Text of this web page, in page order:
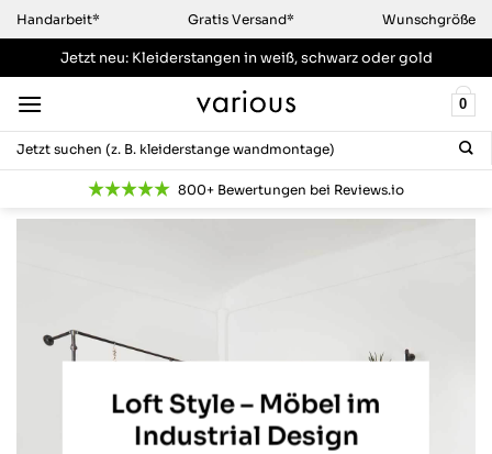
Zum
Inhalt
springen
Handarbeit* Gratis Versand* Wunschgröße
Jetzt neu: Kleiderstangenin weiß, schwarz oder gold
0
Suchen
nach:
800+ Bewertungen bei Reviews.io
Loft Style – Möbel im
Industrial Design